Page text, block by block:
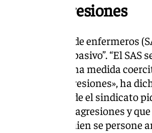
de las agresiones
el sindicato de enfermeros
se muestra “pasivo”. “El
ha puesto una medida
esas agresiones», ha
. Desde el sindicato
de las agresiones y
“propio SAS” quien se